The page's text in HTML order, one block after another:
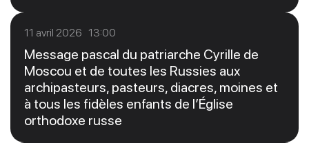
11 avril 2026 13:00
Message pascal du patriarche Cyrille de
Moscou et de toutes les Russies aux
archipasteurs, pasteurs, diacres, moines et
à tous les fidèles enfants de l’Église
orthodoxe russe